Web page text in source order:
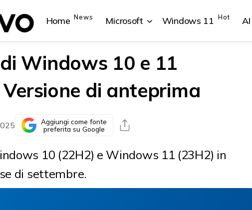
Home News Microsoft
{{POSTS[1].LABEL}} {{POSTS[2].LABEL}}
Windows 11 Hot AI
{{POSTS[1].LABEL}} {{POSTS[2].LABEL}}
Windows 10 e 11
di anteprima
Aggiungi come fonte
preferita su Google
10 (22H2) e Windows 11 (23H2) in
di settembre.